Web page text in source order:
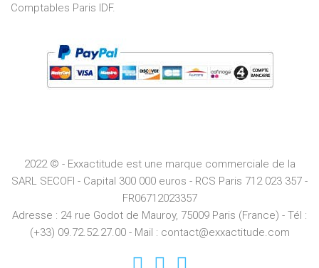
Comptables Paris IDF.
2022 © - Exxactitude est une marque commerciale de la
SARL SECOFI - Capital 300 000 euros - RCS Paris 712 023 357 -
FR06712023357
Adresse : 24 rue Godot de Mauroy, 75009 Paris (France) - Tél :
(+33) 09.72.52.27.00 - Mail : contact@exxactitude.com